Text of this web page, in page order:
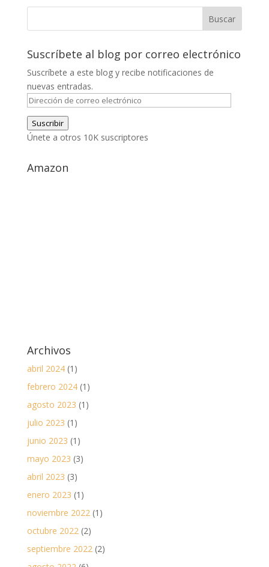
Suscríbete al blog por correo electrónico
Suscríbete a este blog y recibe notificaciones de
nuevas entradas.
Dirección
de
correo
electrónico
Suscribir
Únete a otros 10K suscriptores
Amazon
Archivos
abril 2024(1)
febrero 2024(1)
agosto 2023 (1)
julio 2023 (1)
junio 2023 (1)
mayo 2023 (3)
abril 2023 (3)
enero 2023 (1)
noviembre 2022(1)
octubre 2022(2)
septiembre 2022(2)